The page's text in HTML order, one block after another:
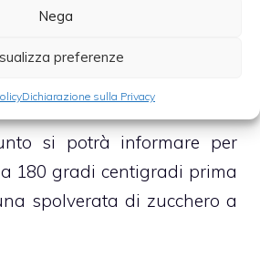
Nega
preferenze
Dichiarazione sulla Privacy
invece, la impasteremo
le mandorle, e
sopra la prima
si potrà informare per
180 gradi centigradi prima
spolverata di zucchero a